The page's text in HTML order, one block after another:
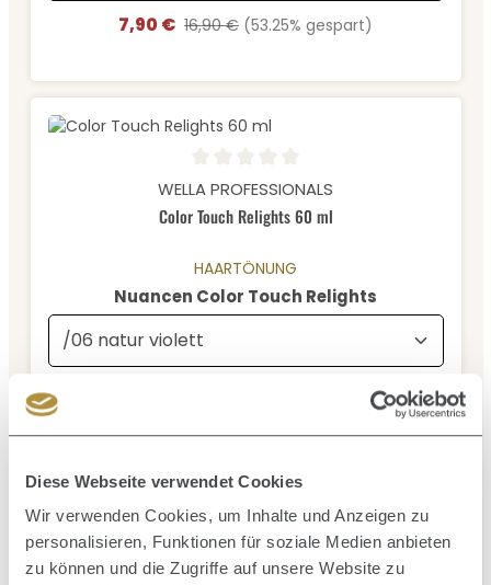
Diese Webseite verwendet Cookies
Wir verwenden Cookies, um Inhalte und Anzeigen zu
personalisieren, Funktionen für soziale Medien anbieten
zu können und die Zugriffe auf unsere Website zu
Verkaufspreis:
7,90 € Regulärer Preis:
16,90 € (53.25% gespart)
Durchschnittliche Bewertung von 0 von 5 Sternen
WELLA PROFESSIONALS
Color Touch Relights 60 ml
HAARTÖNUNG
Nuancen Color Touch Relights
(131,67 € / 1 Liter)
(46.98% gespart)
Durchschnittliche Bewertung von 4.67 von 5 Sternen
WELLA PROFESSIONALS